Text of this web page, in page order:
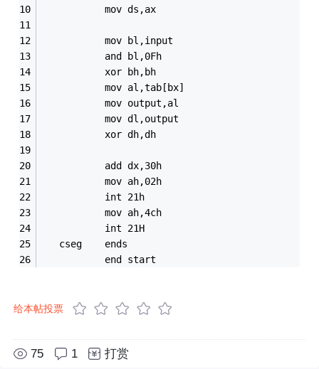
           mov ds,ax
           mov bl,input
           and bl,0Fh
           xor bh,bh
           mov al,tab[bx]
           mov output,al
           mov dl,output
           xor dh,dh
           add dx,30h
           mov ah,02h
           int 21h
           mov ah,4ch
           int 21H
   cseg    ends
           end start
给本帖投票
75 1 打赏